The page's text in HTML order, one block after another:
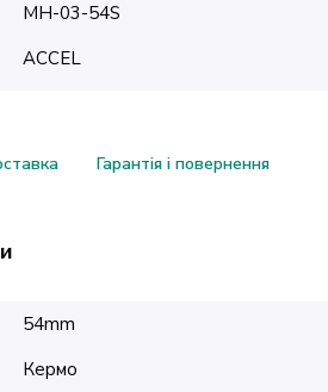
MH-03-54S
ACCEL
Гарантія і повернення
54mm
Кермо